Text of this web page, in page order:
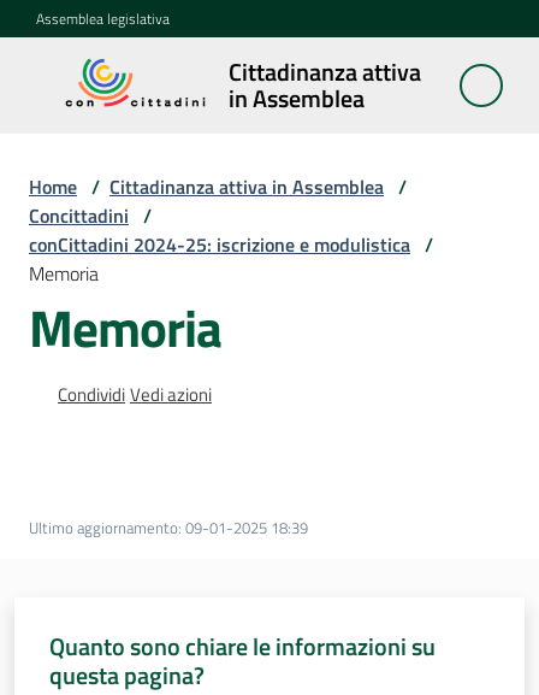
Vai al contenuto
Vai alla navigazione
Vai al footer
Assemblea legislativa
Cittadinanza attiva
in Assemblea
Cittadinanza
attiva in
Concittadini
Menu selezionato
Porte
aperte
Assemblea
Home / Cittadinanza attiva in Assemblea /
Concittadini /
conCittadini 2024-25: iscrizione e modulistica /
Memoria
Memoria
CondividiVedi azioni
Ultimo aggiornamento: 09-01-2025 18:39
Quanto sono chiare le informazioni su
questa pagina?